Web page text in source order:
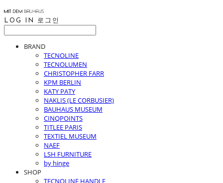
LOG IN 로그인
BRAND
TECNOLINE
TECNOLUMEN
CHRISTOPHER FARR
KPM BERLIN
KATY PATY
NAKLIS (LE CORBUSIER)
BAUHAUS MUSEUM
CINQPOINTS
TITLEE PARIS
TEXTIEL MUSEUM
NAEF
LSH FURNITURE
by hinge
SHOP
TECNOLINE HANDLE